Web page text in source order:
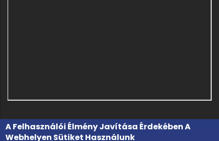
A Felhasználói Élmény Javítása Érdekében A
Webhelyen Sütiket Használunk